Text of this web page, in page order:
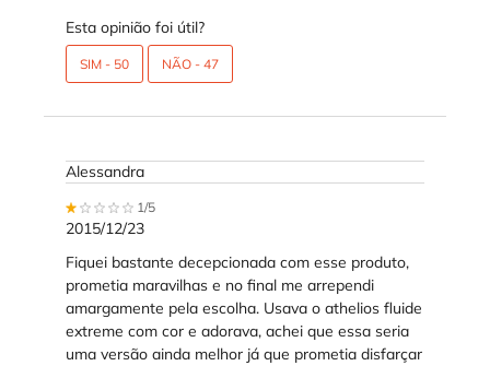
Esta opinião foi útil?
SIM - 50 NÃO - 47
Alessandra
1 out of 5 stars.
1/5
2015/12/23
Fiquei bastante decepcionada com esse produto,
prometia maravilhas e no final me arrependi
amargamente pela escolha. Usava o athelios fluide
extreme com cor e adorava, achei que essa seria
uma versão ainda melhor já que prometia disfarçar